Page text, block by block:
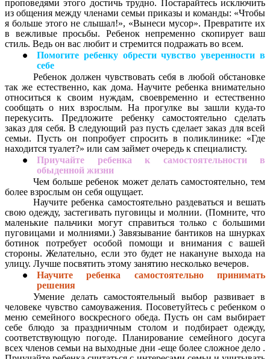
проповедями этого достичь трудно. Постарайтесь исключить
из общения между членами семьи приказы и команды: «Чтобы
я больше этого не слышал!», «Вынеси мусор». Превратите их
в вежливые просьбы. Ребенок непременно скопирует ваш
стиль. Ведь он вас любит и стремится подражать во всем.
Помогите ребенку обрести чувство уверенности в
себе
Ребенок должен чувствовать себя в любой обстановке
так же естественно, как дома. Научите ребенка внимательно
относиться к своим нуждам, своевременно и естественно
сообщать о них взрослым. На прогулке вы зашли куда-то
перекусить. Предложите ребенку самостоятельно сделать
заказ для себя. В следующий раз пусть сделает заказ для всей
семьи. Пусть он попробует спросить в поликлинике: «Где
находится туалет?» или сам займет очередь к специалисту.
Приучайте ребенка к самостоятельности в
обыденной жизни
Чем больше ребенок может делать самостоятельно, тем
более взрослым он себя ощущает.
Научите ребенка самостоятельно раздеваться и вешать
свою одежду, застегивать пуговицы и молнии. (Помните, что
маленькие пальчики могут справиться только с большими
пуговицами и молниями.) Завязывание бантиков на шнурках
ботинок потребует особой помощи и внимания с вашей
стороны. Желательно, если это будет не накануне выхода на
улицу. Лучше посвятить этому занятию несколько вечеров.
Научите ребенка самостоятельно принимать
решения
Умение делать самостоятельный выбор развивает в
человеке чувство самоуважения. Посоветуйтесь с ребенком о
меню семейного воскресного обеда. Пусть он сам выбирает
себе блюдо за праздничным столом и подбирает одежду,
соответствующую погоде. Планирование семейного досуга
всех членов семьи на выходные дни -еще более сложное дело .